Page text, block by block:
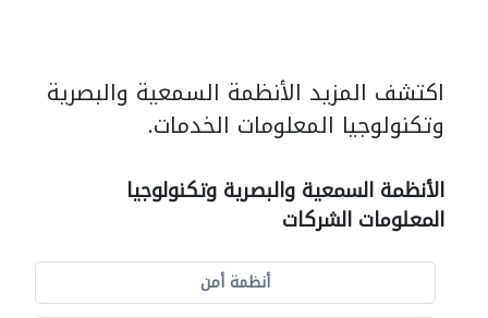
اكتشف المزيد الأنظمة السمعية والبصرية
وتكنولوجيا المعلومات الخدمات.
الأنظمة السمعية والبصرية وتكنولوجيا
المعلومات الشركات
أنظمة أمن